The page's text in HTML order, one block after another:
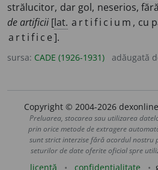
strălucitor, dar gol, neserios,
de artificii [lat. artificium , cu
artifice].
sursa: CADE (1926-1931) adăugată
Copyright © 2004-2026
Preluarea, stocarea sau utilizarea
prin orice metode de extragere
sunt strict interzise fără acordul nostru
seturilor de date oferite oficial spre
licență confidențialitate